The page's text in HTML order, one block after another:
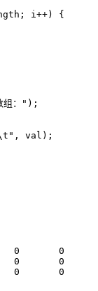
i++) {
组：" );
, val);